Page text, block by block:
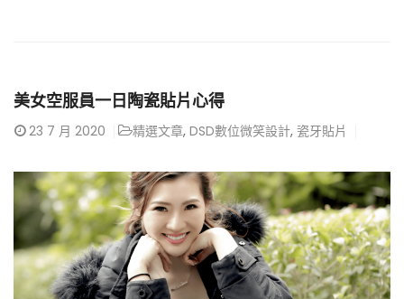
美女空服員一日陶瓷貼片心得
23 7 月 2020 精選文章, DSD數位微笑設計, 瓷牙貼片